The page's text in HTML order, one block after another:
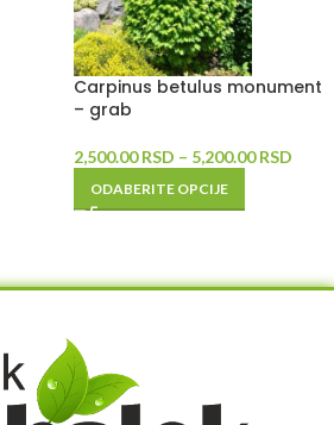
Carpinus betulus monument
– grab
2,500.00RSD – 5,200.00RSD
ODABERITE OPCIJE